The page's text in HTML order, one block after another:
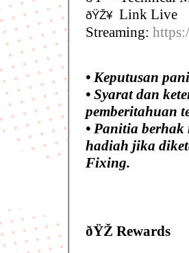
ðŸŽ¥ Link Live
Streaming:
• Keputusan
• Syarat dan
pemberitahuan
• Panitia
hadiah jika
Fixing.
ðŸŽ Rewards